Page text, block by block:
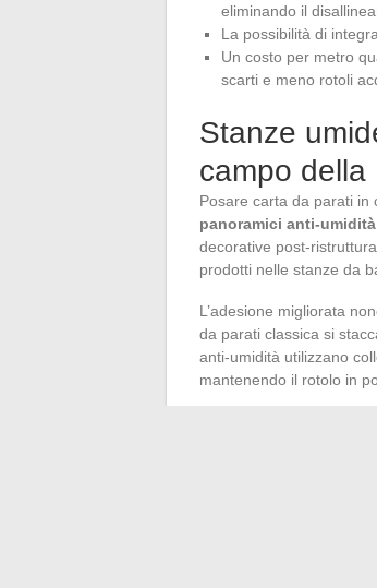
eliminando il
La possibilità di
Un costo per metro
scarti e meno rotoli
Stanze
campo della
Posare carta da parati in
panoramici anti-umidità
decorative post-
prodotti nelle stanze da
L’adesione migliorata
da parati classica si
anti-umidità utilizzano
mantenendo il rotolo in